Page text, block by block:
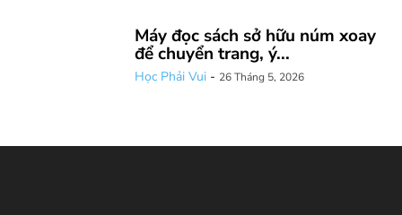
Máy đọc sách sở hữu núm xoay
để chuyển trang, ý...
Học Phải Vui - 26 Tháng 5, 2026